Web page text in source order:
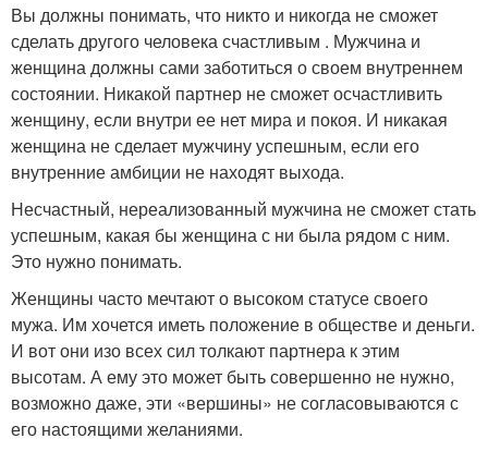
Вы должны понимать, что никто и никогда не сможет
сделать другого человека счастливым . Мужчина и
женщина должны сами заботиться о своем внутреннем
состоянии. Никакой партнер не сможет осчастливить
женщину, если внутри ее нет мира и покоя. И никакая
женщина не сделает мужчину успешным, если его
внутренние амбиции не находят выхода.
Несчастный, нереализованный мужчина не сможет стать
успешным, какая бы женщина с ни была рядом с ним.
Это нужно понимать.
Женщины часто мечтают о высоком статусе своего
мужа. Им хочется иметь положение в обществе и деньги.
И вот они изо всех сил толкают партнера к этим
высотам. А ему это может быть совершенно не нужно,
возможно даже, эти «вершины» не согласовываются с
его настоящими желаниями.